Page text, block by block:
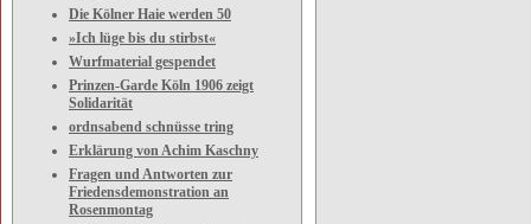
Die Kölner Haie werden 50
»Ich lüge bis du stirbst«
Wurfmaterial gespendet
Prinzen-Garde Köln 1906 zeigt
Solidarität
ordnsabend schnüsse tring
Erklärung von Achim Kaschny
Fragen und Antworten zur
Friedensdemonstration an
Rosenmontag